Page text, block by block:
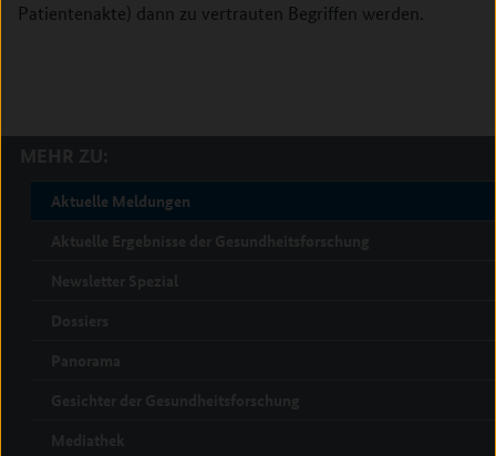
Patientenakte) dann zu vertrauten Begriffen werden.
Aktuelle Meldungen